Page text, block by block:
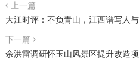
上一篇
大江时评：不负青山，江西谱写人
下一篇
余洪雷调研怀玉山风景区提升改造